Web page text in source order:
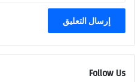
Follow Us